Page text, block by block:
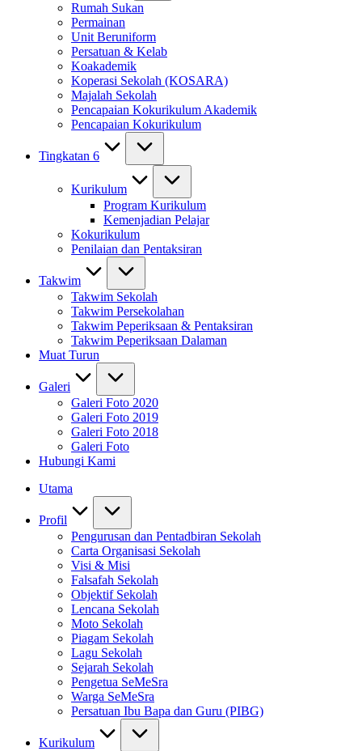
Rumah Sukan
Permainan
Unit Beruniform
Persatuan & Kelab
Koakademik
Koperasi Sekolah (KOSARA)
Majalah Sekolah
Pencapaian Kokurikulum Akademik
Pencapaian Kokurikulum
Tingkatan 6
Kurikulum
Program Kurikulum
Kemenjadian Pelajar
Kokurikulum
Penilaian dan Pentaksiran
Takwim
Takwim Sekolah
Takwim Persekolahan
Takwim Peperiksaan & Pentaksiran
Takwim Peperiksaan Dalaman
Muat Turun
Galeri
Galeri Foto 2020
Galeri Foto 2019
Galeri Foto 2018
Galeri Foto
Hubungi Kami
Utama
Profil
Pengurusan dan Pentadbiran Sekolah
Carta Organisasi Sekolah
Visi & Misi
Falsafah Sekolah
Objektif Sekolah
Lencana Sekolah
Moto Sekolah
Piagam Sekolah
Lagu Sekolah
Sejarah Sekolah
Pengetua SeMeSra
Warga SeMeSra
Persatuan Ibu Bapa dan Guru (PIBG)
Kurikulum